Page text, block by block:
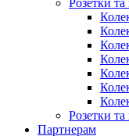
Розетки та
Розетки та
Партнерам